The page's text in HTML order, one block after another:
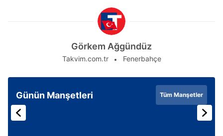
Görkem Ağgündüz
Takvim.com.tr Fenerbahçe
Günün Manşetleri Tüm Manşetler